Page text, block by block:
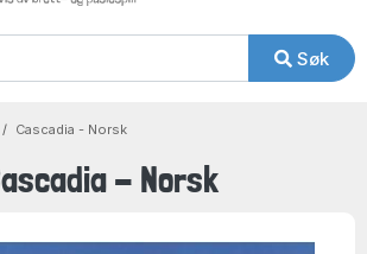
Søk
Cascadia - Norsk
- Norsk